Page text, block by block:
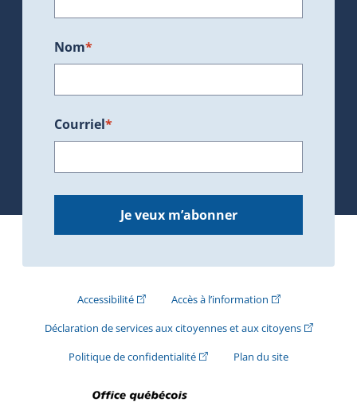
Nom*
Courriel*
Je veux m’abonner
Accessibilité(Cet hyperlien externe s'ouvrira dans une
Accès à l’information(Cet hyperlien
Déclaration de services aux citoyennes et aux citoyens(Cet
Politique de confidentialité(Cet hyperlien externe s'ouvrira
Plan du site